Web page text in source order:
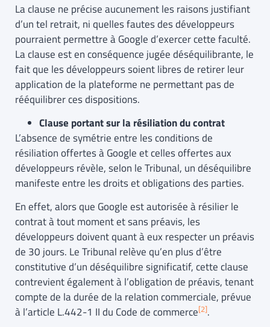
La clause ne précise aucunement les raisons justifiant
d’un tel retrait, ni quelles fautes des développeurs
pourraient permettre à Google d’exercer cette faculté.
La clause est en conséquence jugée déséquilibrante, le
fait que les développeurs soient libres de retirer leur
application de la plateforme ne permettant pas de
rééquilibrer ces dispositions.
Clause portant sur la résiliation du contrat
L’absence de symétrie entre les conditions de
résiliation offertes à Google et celles offertes aux
développeurs révèle, selon le Tribunal, un déséquilibre
manifeste entre les droits et obligations des parties.
En effet, alors que Google est autorisée à résilier le
contrat à tout moment et sans préavis, les
développeurs doivent quant à eux respecter un préavis
de 30 jours. Le Tribunal relève qu’en plus d’être
constitutive d’un déséquilibre significatif, cette clause
contrevient également à l’obligation de préavis, tenant
compte de la durée de la relation commerciale, prévue
à l’article L.442-1 II du Code de commerce[2].